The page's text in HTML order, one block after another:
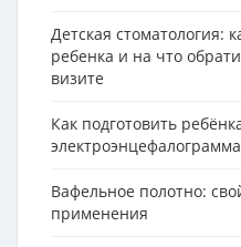
Детская стоматология:
ребенка и на что
визите
Как подготовить
электроэнцефалограмма
Вафельное полотно:
применения